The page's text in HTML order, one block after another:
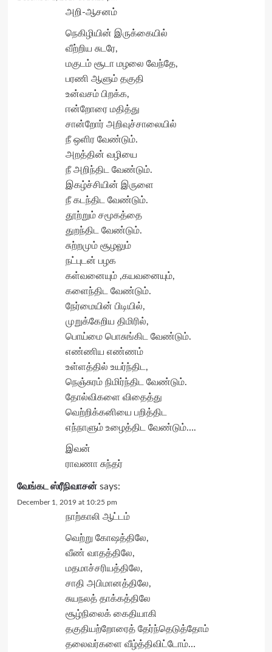
அறி-ஆசனம்
நெகிழியின் இருக்கையில்
வீற்றிய சுடரே,
மகுடம் சூடா மழலை வேந்தே,
பரணி ஆளும் தகுதி
உன்வசம் பிறக்க,
ஈன்றோரை மதித்து
சான்றோர் அறிவுச்சாலையில்
நீ ஒளிர வேண்டும்.
அறத்தின் வழியை
நீ அறிந்திட வேண்டும்.
இகழ்ச்சியின் இருளை
நீ கடந்திட வேண்டும்.
தூற்றும் சமூகத்தை
துறந்திட வேண்டும்.
சுற்றமும் சூழலும்
நட்புடன் பழக
கள்வனையும் ,கயவனையும்,
களைந்திட வேண்டும்.
நேர்மையின் பிடியில்,
முறுக்கேறிய திமிரில்,
பொய்மை பொசுங்கிட வேண்டும்.
எண்ணிய எண்ணம்
உள்ளத்தில் உயர்ந்திட,
நெஞ்சுரம் நிமிர்ந்திட வேண்டும்.
தோல்விகளை விதைத்து
வெற்றிக்கனியை பறித்திட
எந்நாளும் உழைத்திட வேண்டும்….
இவன்
ராவணா சுந்தர்
வேங்கட ஸ்ரீநிவாசன் says:
December 1, 2019 at 10:25 pm
நாற்காலி ஆட்டம்
வெற்று கோஷத்திலே,
வீண் வாதத்திலே,
மதமாச்சரியத்திலே,
சாதி அபிமானத்திலே,
சுயநலத் தாக்கத்திலே
சூழ்நிலைக் கைதியாகி
தகுதியற்றோரைத் தேர்ந்தெடுத்தோம்
தலைவர்களை வீழ்த்திவிட்டோம்…